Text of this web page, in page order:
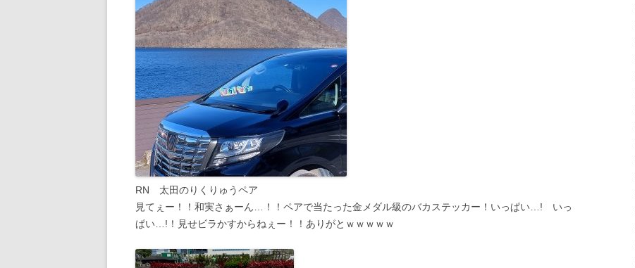
RN 太田のりくりゅうペア
見てぇー！！和実さぁーん…！！ペアで当たった金メダル級のバカステッカー！いっぱい…! いっ
ぱい…!！見せビラかすからねぇー！！ありがとｗｗｗｗｗ